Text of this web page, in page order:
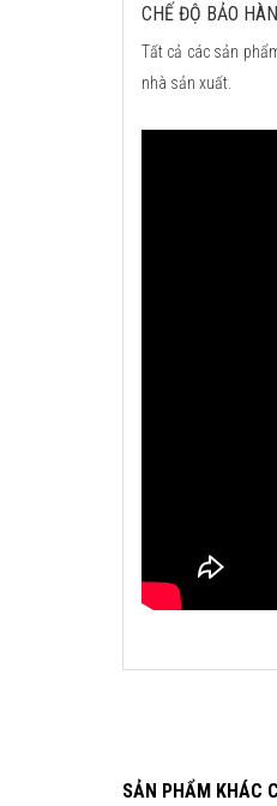
CHẾ ĐỘ BẢO
Tất cả các sản
nhà sản xuất.
SẢN PHẨM KHÁC